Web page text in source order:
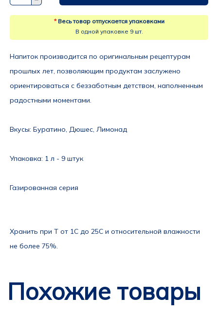
*Весь товар отпускается упаковками
В одной упаковке 9 шт.
Напиток производится по оригинальным рецептурам
прошлых лет, позволяющим продуктам заслужено
ориентироваться с беззаботным детством, наполненным
радостными моментами.
Вкусы: Буратино, Дюшес, Лимонад
Упаковка: 1 л - 9 штук
Газированная серия
Хранить при Т от 1С до 25С и относительной влажности
не более 75%.
Похожие товары